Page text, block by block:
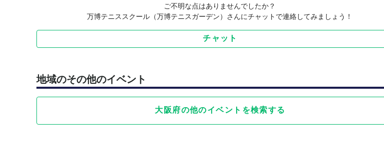
ご不明な点はありませんでしたか？
万博テニススクール（万博テニスガーデン）さんにチャットで連絡してみましょう！
チャット
地域のその他のイベント
大阪府の他のイベントを検索する